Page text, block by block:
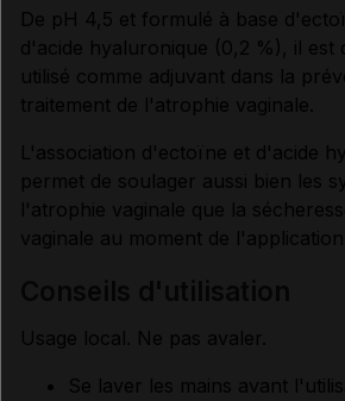
De pH 4,5 et formulé à base
d'acide hyaluronique (0,2 %), il est
utilisé comme adjuvant dans la
traitement de l'atrophie vaginale.
L'association d'ectoïne et d'acide
permet de soulager aussi bien les
l'atrophie vaginale que la
vaginale au moment de
Usage local. Ne pas avaler.
Se laver les mains avant